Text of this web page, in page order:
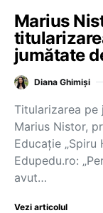
Marius
jumătate
Diana Ghimiși
Titularizarea pe
Marius Nistor,
Educație „Spiru
Edupedu.ro:
avut…
Vezi articolul